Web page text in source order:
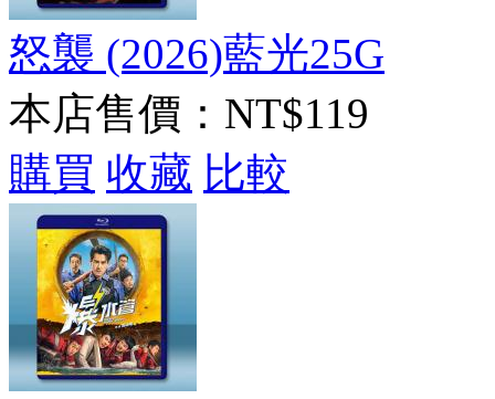
怒襲 (2026)藍光25G
本店售價： NT$119
購買 收藏 比較